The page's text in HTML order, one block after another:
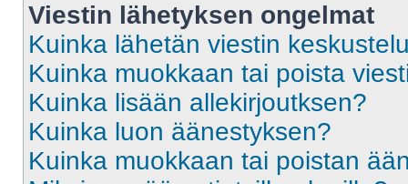
Viestin lähetyksen ongelmat
Kuinka lähetän viestin
Kuinka muokkaan tai poista
Kuinka lisään allekirjoutksen?
Kuinka luon äänestyksen?
Kuinka muokkaan tai poistan